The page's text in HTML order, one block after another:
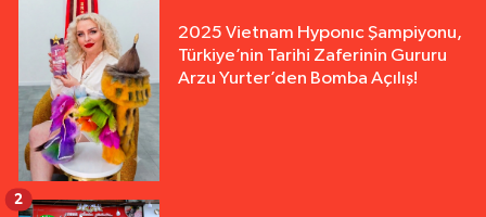
2025 Vietnam Hyponıc Şampiyonu,
Türkiye’nin Tarihi Zaferinin Gururu
Arzu Yurter’den Bomba Açılış!
2